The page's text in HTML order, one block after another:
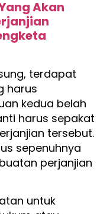
Akan
terdapat
harus
kedua belah
harus sepakat
tersebut.
sepenuhnya
perjanjian
untuk